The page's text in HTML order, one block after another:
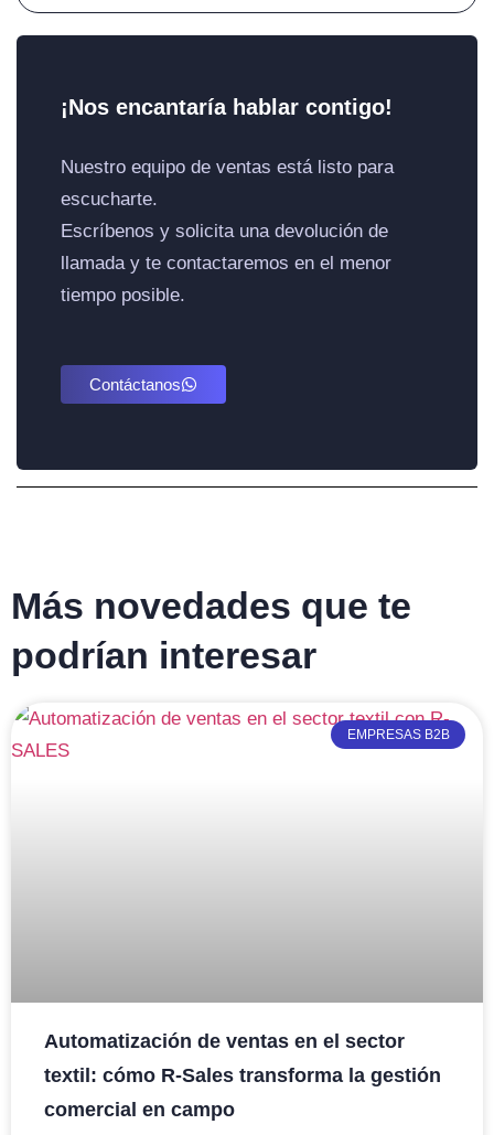
¡Nos encantaría hablar contigo!
Nuestro equipo de ventas está listo para
escucharte.
Escríbenos y solicita una devolución de
llamada y te contactaremos en el menor
tiempo posible.
Contáctanos
Más novedades que te
podrían interesar
EMPRESAS B2B
Automatización de ventas en el sector
textil: cómo R-Sales transforma la gestión
comercial en campo